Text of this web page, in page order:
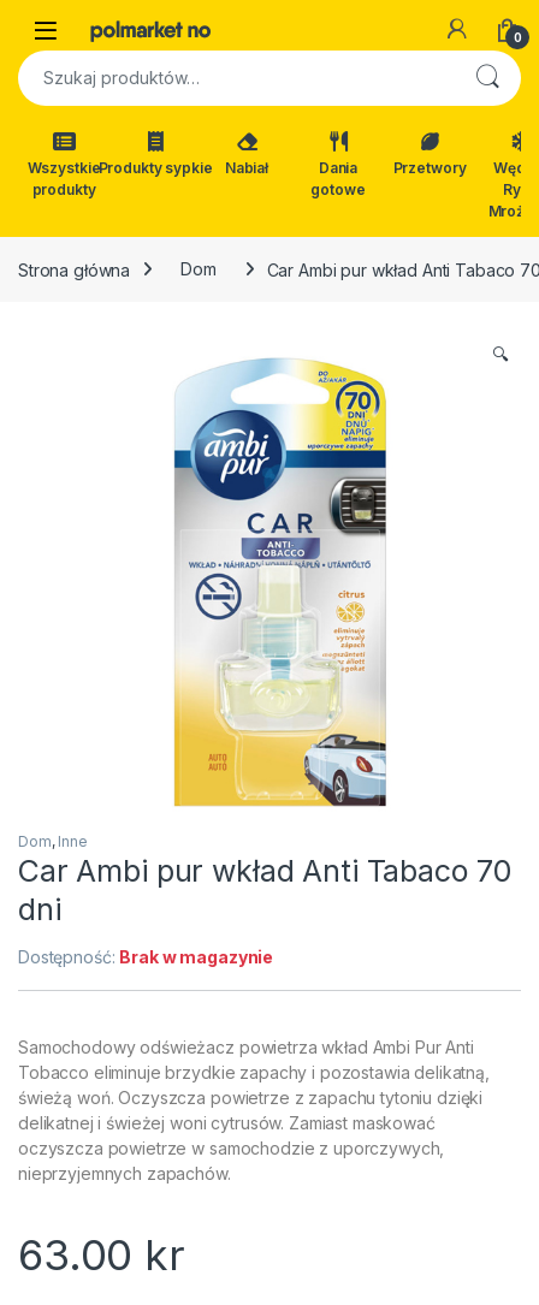
Open 0
Szukaj:
Wszystkie
produkty
Produkty sypkie Nabiał
Dania
gotowe
Przetwory
Ryby
Strona główna Dom Car Ambi pur wkład Anti Tabaco
🔍
Dom, Inne
Car Ambi pur wkład Anti Tabaco 70
dni
Dostępność: Brak w magazynie
Samochodowy odświeżacz powietrza wkład Ambi Pur Anti
Tobacco eliminuje brzydkie zapachy i pozostawia delikatną,
świeżą woń. Oczyszcza powietrze z zapachu tytoniu dzięki
delikatnej i świeżej woni cytrusów. Zamiast maskować
oczyszcza powietrze w samochodzie z uporczywych,
nieprzyjemnych zapachów.
63.00 kr